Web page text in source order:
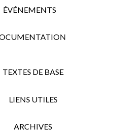
ÉVÉNEMENTS
TEXTES DE BASE
LIENS UTILES
ARCHIVES